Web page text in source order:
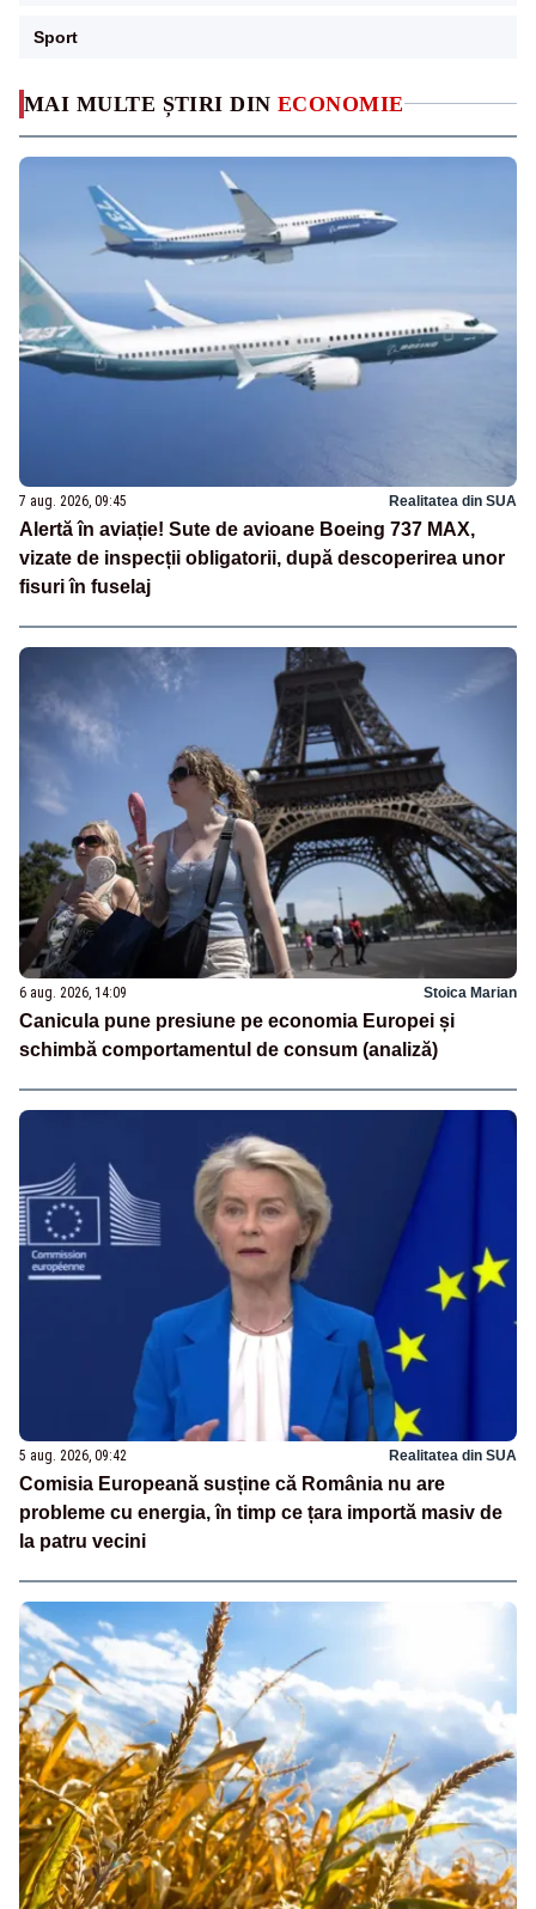
MAI MULTE ȘTIRI DIN ECONOMIE
7 aug. 2026, 09:45 Realitatea din SUA
Alertă în aviație! Sute de avioane Boeing 737 MAX,
vizate de inspecții obligatorii, după descoperirea unor
fisuri în fuselaj
6 aug. 2026, 14:09 Stoica Marian
Canicula pune presiune pe economia Europei și
schimbă comportamentul de consum (analiză)
5 aug. 2026, 09:42 Realitatea din SUA
Comisia Europeană susține că România nu are
probleme cu energia, în timp ce țara importă masiv de
la patru vecini
Sport